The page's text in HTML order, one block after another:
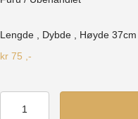
Lengde , Dybde , Høyde 37cm
kr 75 ,-